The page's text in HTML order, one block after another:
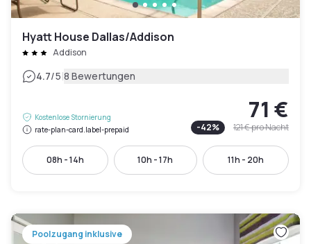
Hyatt House Dallas/Addison
Addison
4.7/5|8 Bewertungen
Kostenlose Stornierung
rate-plan-card.label-prepaid
71 €
-42% 121 €pro Nacht
08h - 14h 10h - 17h 11h - 20h
Poolzugang inklusive